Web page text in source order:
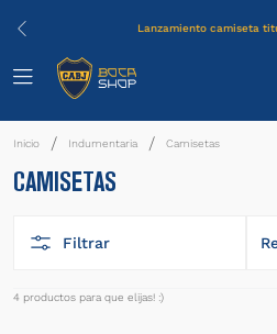
Lanzamiento camiseta
Indumentaria Camisetas
CAMISETAS
Filtrar
4 productos